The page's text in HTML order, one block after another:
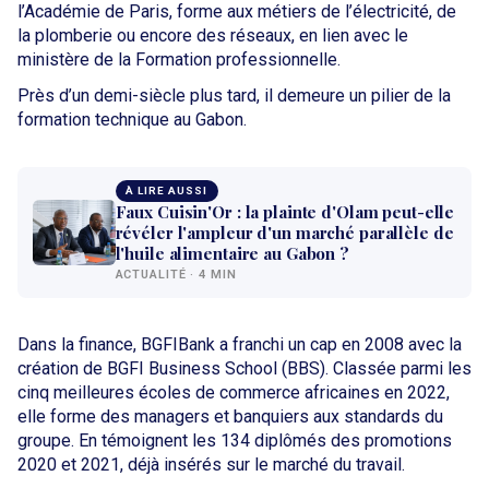
l’Académie de Paris, forme aux métiers de l’électricité, de
la plomberie ou encore des réseaux, en lien avec le
ministère de la Formation professionnelle.
Près d’un demi-siècle plus tard, il demeure un pilier de la
formation technique au Gabon.
À LIRE AUSSI
Faux Cuisin'Or : la plainte d'Olam peut-elle
révéler l'ampleur d'un marché parallèle de
l'huile alimentaire au Gabon ?
ACTUALITÉ · 4 MIN
Dans la finance, BGFIBank a franchi un cap en 2008 avec la
création de BGFI Business School (BBS). Classée parmi les
cinq meilleures écoles de commerce africaines en 2022,
elle forme des managers et banquiers aux standards du
groupe. En témoignent les 134 diplômés des promotions
2020 et 2021, déjà insérés sur le marché du travail.